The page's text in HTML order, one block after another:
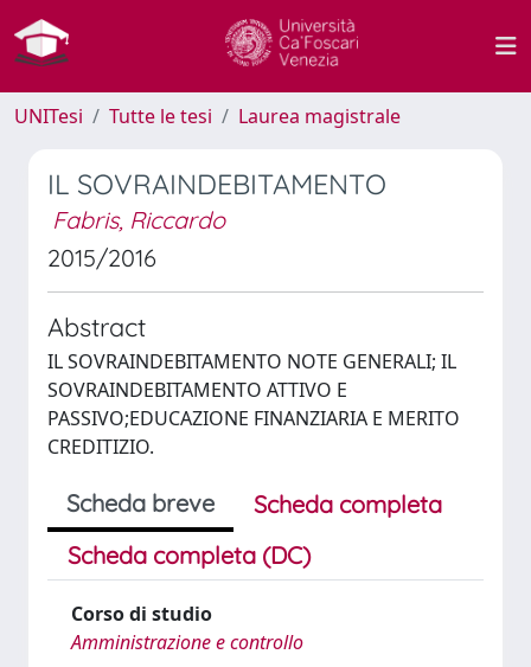
UNITesi Tutte le tesi Laurea magistrale
IL SOVRAINDEBITAMENTO
Fabris, Riccardo
2015/2016
Abstract
IL SOVRAINDEBITAMENTO NOTE GENERALI; IL
SOVRAINDEBITAMENTO ATTIVO E
PASSIVO;EDUCAZIONE FINANZIARIA E MERITO
CREDITIZIO.
Scheda breve
Scheda completa
Scheda completa (DC)
Corso di studio
Amministrazione e controllo